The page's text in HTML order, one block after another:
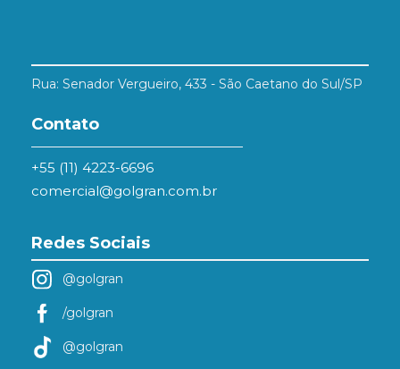
Rua: Senador Vergueiro, 433 - São Caetano do Sul/SP
Contato
+55 (11) 4223-6696
comercial@golgran.com.br
Redes Sociais
@golgran
/golgran
@golgran